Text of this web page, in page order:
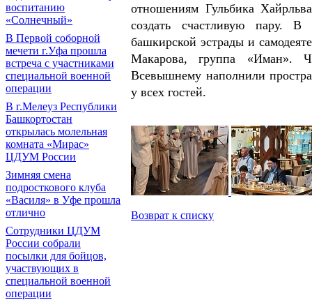
воспитанию
«Солнечный»
В Первой соборной
мечети г.Уфа прошла
встреча с участниками
специальной военной
операции
В г.Мелеуз Республики
Башкортостан
открылась молельная
комната «Мирас»
ЦДУМ России
Зимняя смена
подросткового клуба
«Василя» в Уфе прошла
отлично
Сотрудники ЦДУМ
России собрали
посылки для бойцов,
участвующих в
специальной военной
операции
отношениям Гульбика
создать счастливую пару. В
башкирской эстрады и
Макарова, группа «Иман».
Всевышнему наполнили
у всех гостей.
Возврат к списку